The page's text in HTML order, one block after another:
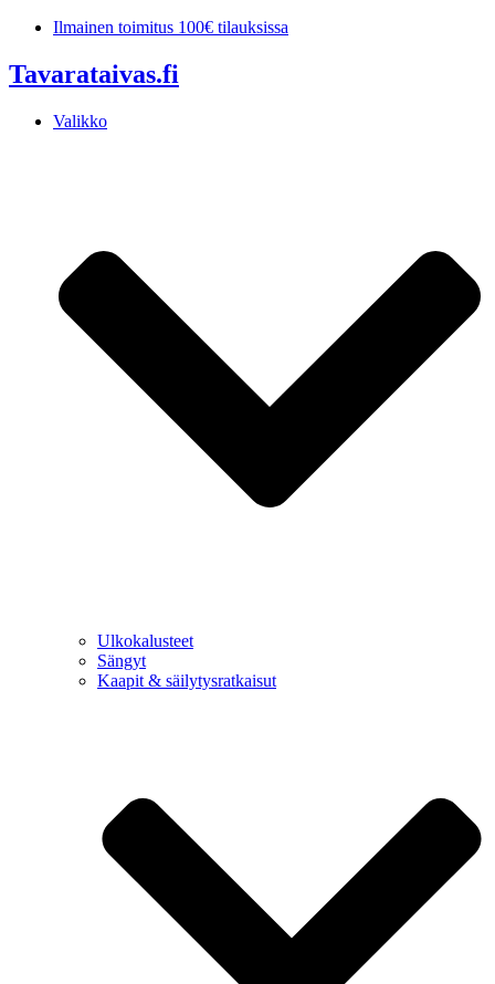
Mene
Ilmainen toimitus 100€ tilauksissa
Tavarataivas.fi
Valikko
Ulkokalusteet
Sängyt
Kaapit & säilytysratkaisut